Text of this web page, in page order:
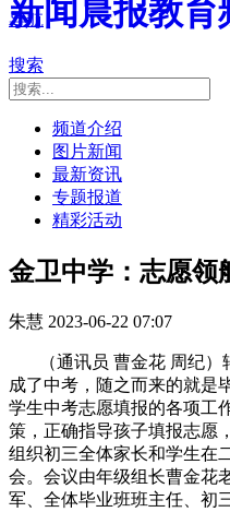
导航
新闻晨报教育
搜索
频道介绍
图片新闻
最新资讯
专题报道
精彩活动
金卫中学：志愿领
朱慧 2023-06-22 07:07
（通讯员 曹金花 周纪）
成了中考，随之而来的就是
学生中考志愿填报的各项工
策，正确指导孩子填报志愿
组织初三全体家长和学生在
会。会议由年级组长曹金花
军、全体毕业班班主任、初